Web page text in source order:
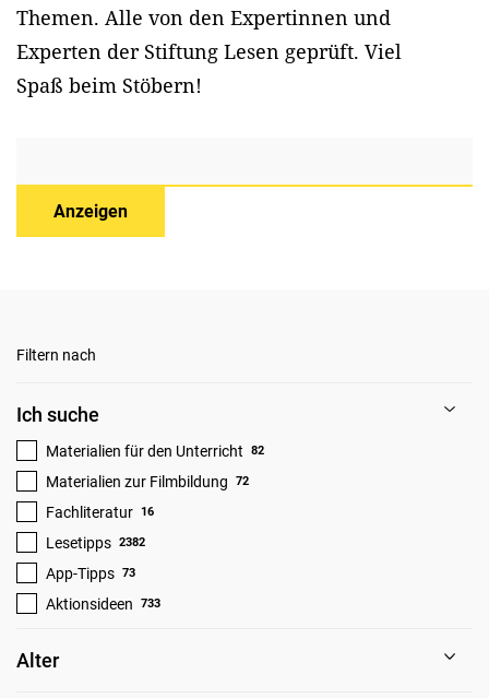
Themen. Alle von den Expertinnen und
Experten der Stiftung Lesen geprüft. Viel
Spaß beim Stöbern!
Anzeigen
Filtern nach
Ich suche
Lesetipps 2382
App-Tipps 73
Aktionsideen 733
Materialien für den Unterricht 82
Materialien zur Filmbildung 72
Fachliteratur 16
Alter